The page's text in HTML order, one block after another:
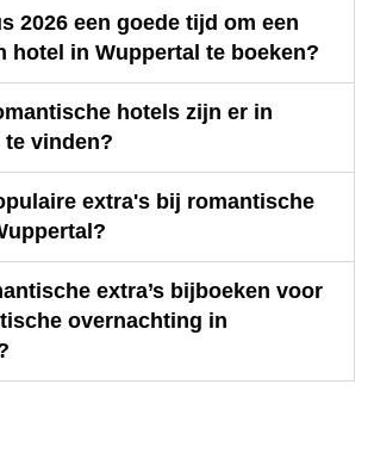
2026 een goede tijd om een
hotel in Wuppertal te boeken?
hotels zijn er in
vinden?
extra's bij romantische
extra’s bijboeken voor
overnachting in